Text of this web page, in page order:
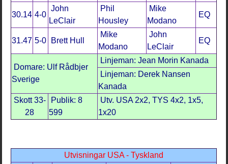
30.14 4-0
John
LeClair
Phil
Housley
Mike
Modano
EQ
31.47 5-0 Brett Hull
Mike
Modano
John
LeClair
EQ
Domare: Ulf Rådbjer
Sverige
Linjeman: Jean Morin Kanada
Linjeman: Derek Nansen
Kanada
Skott 33-
28
Publik: 8
599
Utv. USA 2x2, TYS 4x2, 1x5,
1x20
Utvisningar USA - Tyskland